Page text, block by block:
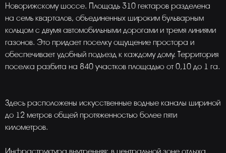
Новорижскому шоссе. Площадь 310 гектаров разделена
на семь кварталов, объединенных широким бульварным
кольцом с двумя автомобильными дорогами и тремя линиями
газонов. Это придает поселку ощущение простора и
обеспечивает удобный подъезд к каждому дому. Территория
поселка разбита на 840 участков площадью от 0,10 до 1 га.
Здесь расположены искусственные водные каналы шириной
до 12 метров общей протяженностью более пяти
километров.